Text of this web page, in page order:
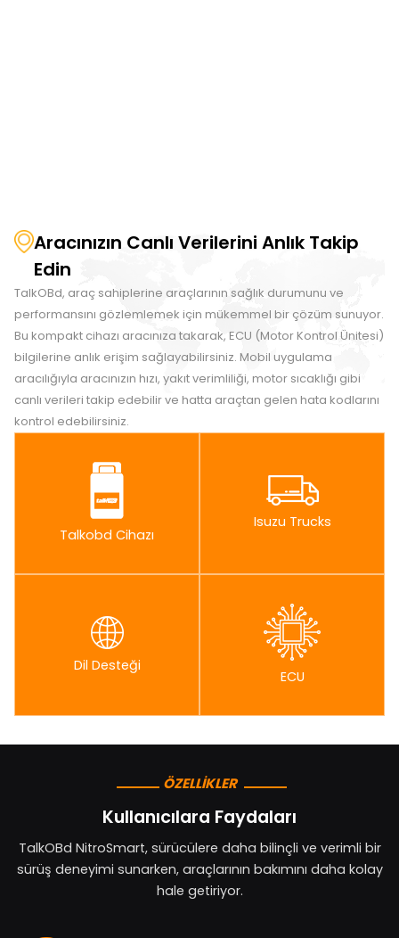
Aracınızın Canlı Verilerini Anlık Takip
Edin
TalkOBd, araç sahiplerine araçlarının sağlık durumunu ve
performansını gözlemlemek için mükemmel bir çözüm sunuyor.
Bu kompakt cihazı aracınıza takarak, ECU (Motor Kontrol Ünitesi)
bilgilerine anlık erişim sağlayabilirsiniz. Mobil uygulama
aracılığıyla aracınızın hızı, yakıt verimliliği, motor sıcaklığı gibi
canlı verileri takip edebilir ve hatta araçtan gelen hata kodlarını
kontrol edebilirsiniz.
Talkobd Cihazı
Isuzu Trucks
Dil Desteği
ECU
ÖZELLİKLER
Kullanıcılara Faydaları
TalkOBd NitroSmart, sürücülere daha bilinçli ve verimli bir
sürüş deneyimi sunarken, araçlarının bakımını daha kolay
hale getiriyor.